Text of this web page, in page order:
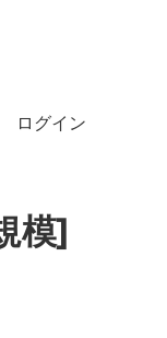
ログイン
模]